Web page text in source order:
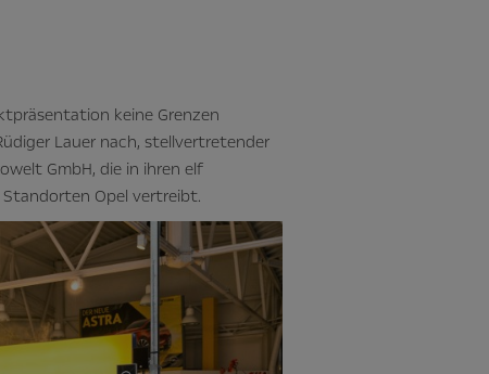
keine Grenzen
Lauer nach, stellvertretender
GmbH, die in ihren elf
Standorten Opel vertreibt.